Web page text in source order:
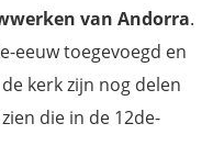
van Andorra.
eeuw toegevoegd en
kerk zijn nog delen
die in de 12de-